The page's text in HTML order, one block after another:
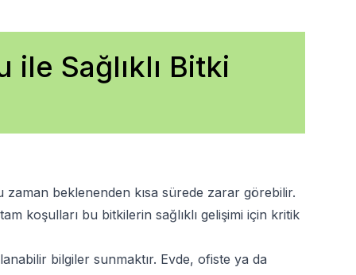
Sağlıklı Bitki
beklenenden kısa sürede zarar görebilir.
koşulları bu bitkilerin sağlıklı gelişimi için kritik
bilgiler sunmaktır. Evde, ofiste ya da